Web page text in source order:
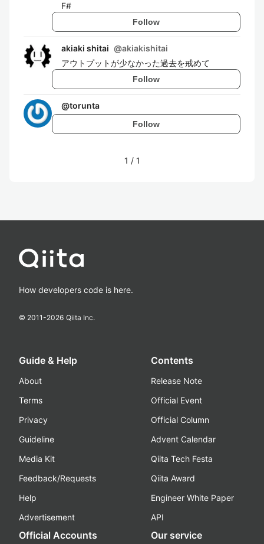
F#
Follow
akiaki shitai @akiakishitai
アウトプットが少なかった過去を戒めて
Follow
@torunta
Follow
1 / 1
How developers code is here.
© 2011-2026 Qiita Inc.
Guide & Help
About
Terms
Privacy
Guideline
Media Kit
Feedback/Requests
Help
Advertisement
Contents
Release Note
Official Event
Official Column
Advent Calendar
Qiita Tech Festa
Qiita Award
Engineer White Paper
API
Official Accounts Our service